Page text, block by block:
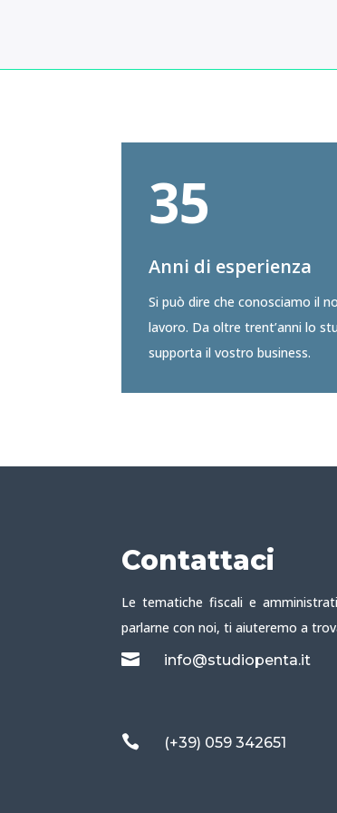
35
Anni di esperienza
Si può dire che conosciamo il
lavoro. Da oltre trent’anni lo
supporta il vostro business.
Contattaci
Le tematiche fiscali e
parlarne con noi, ti aiuteremo a
 info@studiopenta.it
 (+39) 059 342651